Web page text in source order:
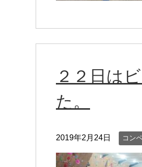
２２日は
た。
2019年2月24日 コン